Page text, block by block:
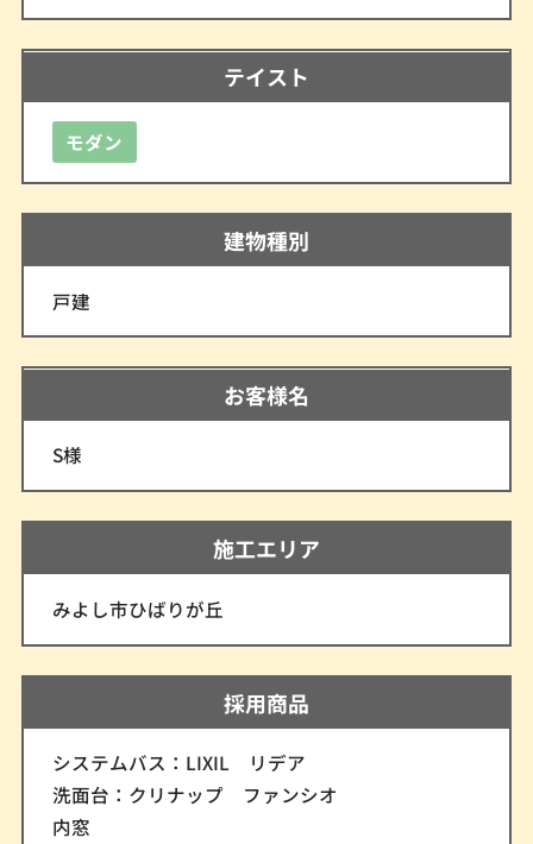
テイスト
モダン
建物種別
戸建
お客様名
S様
施工エリア
みよし市ひばりが丘
採用商品
システムバス：LIXIL リデア
洗面台：クリナップ ファンシオ
内窓